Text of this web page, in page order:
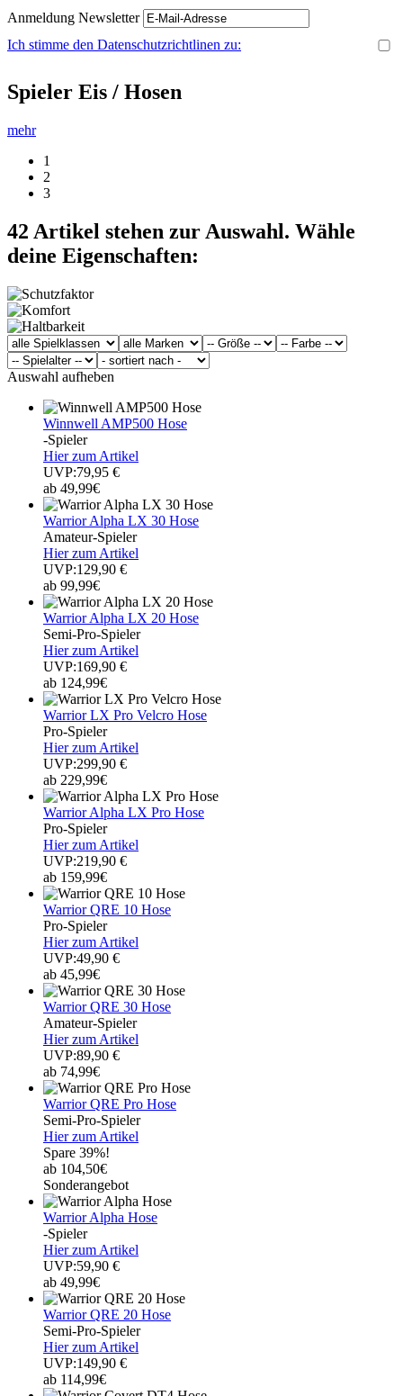
Anmeldung Newsletter
Ich stimme den Datenschutzrichtlinen zu:
Spieler Eis / Hosen
mehr
1
2
3
42 Artikel stehen zur Auswahl. Wähle
deine Eigenschaften:
Auswahl aufheben
Winnwell AMP500 Hose
-Spieler
Hier zum Artikel
UVP:79,95 €
ab 49,99€
Warrior Alpha LX 30 Hose
Amateur-Spieler
Hier zum Artikel
UVP:129,90 €
ab 99,99€
Warrior Alpha LX 20 Hose
Semi-Pro-Spieler
Hier zum Artikel
UVP:169,90 €
ab 124,99€
Warrior LX Pro Velcro Hose
Pro-Spieler
Hier zum Artikel
UVP:299,90 €
ab 229,99€
Warrior Alpha LX Pro Hose
Pro-Spieler
Hier zum Artikel
UVP:219,90 €
ab 159,99€
Warrior QRE 10 Hose
Pro-Spieler
Hier zum Artikel
UVP:49,90 €
ab 45,99€
Warrior QRE 30 Hose
Amateur-Spieler
Hier zum Artikel
UVP:89,90 €
ab 74,99€
Warrior QRE Pro Hose
Semi-Pro-Spieler
Hier zum Artikel
Spare 39%!
ab 104,50€
Sonderangebot
Warrior Alpha Hose
-Spieler
Hier zum Artikel
UVP:59,90 €
ab 49,99€
Warrior QRE 20 Hose
Semi-Pro-Spieler
Hier zum Artikel
UVP:149,90 €
ab 114,99€